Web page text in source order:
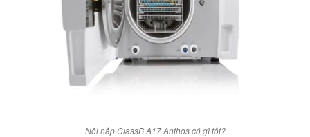
Nồi hấp ClassB A17 Anthos có gì tốt?